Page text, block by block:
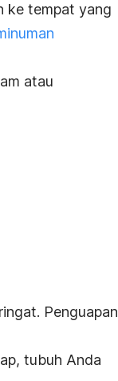
ke tempat yang
atau
Penguapan
tubuh Anda